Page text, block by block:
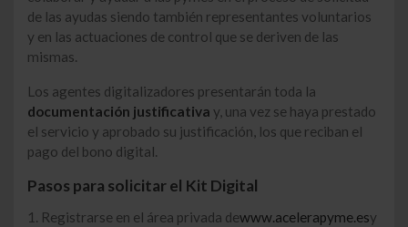
de las ayudas siendo también representantes voluntarios
y en las actuaciones de control que se deriven de las
mismas.
Los agentes digitalizadores presentarán toda la
documentación justificativa y, una vez se haya prestado
el servicio y aprobado su justificación, los que reciban el
pago del bono digital.
Pasos para solicitar el Kit Digital
1. Registrarse en el área privada dewww.acelerapyme.esy